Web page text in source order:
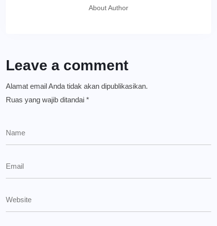
About Author
Leave a comment
Alamat email Anda tidak akan dipublikasikan.
Ruas yang wajib ditandai *